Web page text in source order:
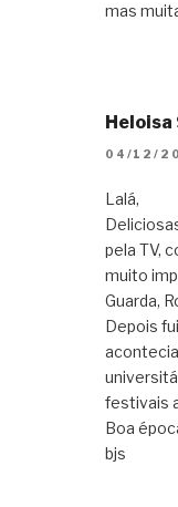
mas
Heloisa
04/12/
Lalá,
pela TV,
muito
Guarda,
Depois
festivais
Boa
bjs